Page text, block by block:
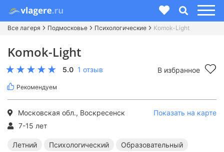
Все лагеря Подмосковье Психологические Komok-Light
Komok-Light
5.0 1 отзыв В избранное
Рекомендуем
Московская обл., Воскресенск
Показать на карте
7-15 лет
Летний Психологический Образовательный